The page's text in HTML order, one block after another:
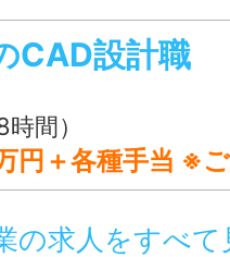
、ぜひ見て欲しい
CAD設計職
間）
給与等を考慮の上決定させていただきます。 ★実務経験5年で「月給
の求人をすべて